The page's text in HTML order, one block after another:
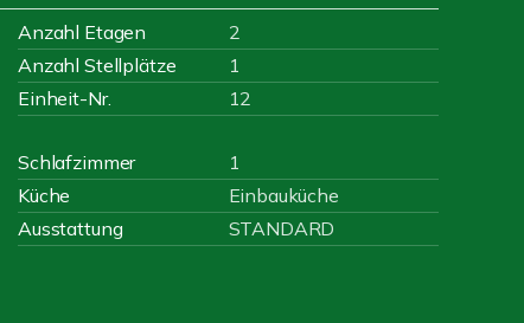
Anzahl Etagen
2
Anzahl Stellplätze
1
Einheit-Nr.
12
Schlafzimmer
1
Küche
Einbauküche
Ausstattung
STANDARD